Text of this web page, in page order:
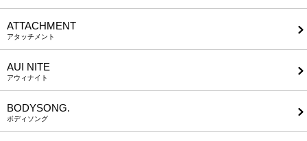
ATTACHMENT
アタッチメント
AUI NITE
アウィナイト
BODYSONG.
ボディソング